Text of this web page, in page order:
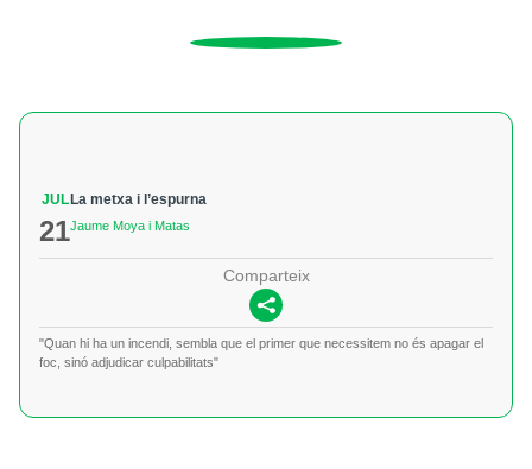
JUL
21
La metxa i l’espurna
Jaume Moya i Matas
Comparteix
"Quan hi ha un incendi, sembla que el primer que necessitem no és apagar el
foc, sinó adjudicar culpabilitats"